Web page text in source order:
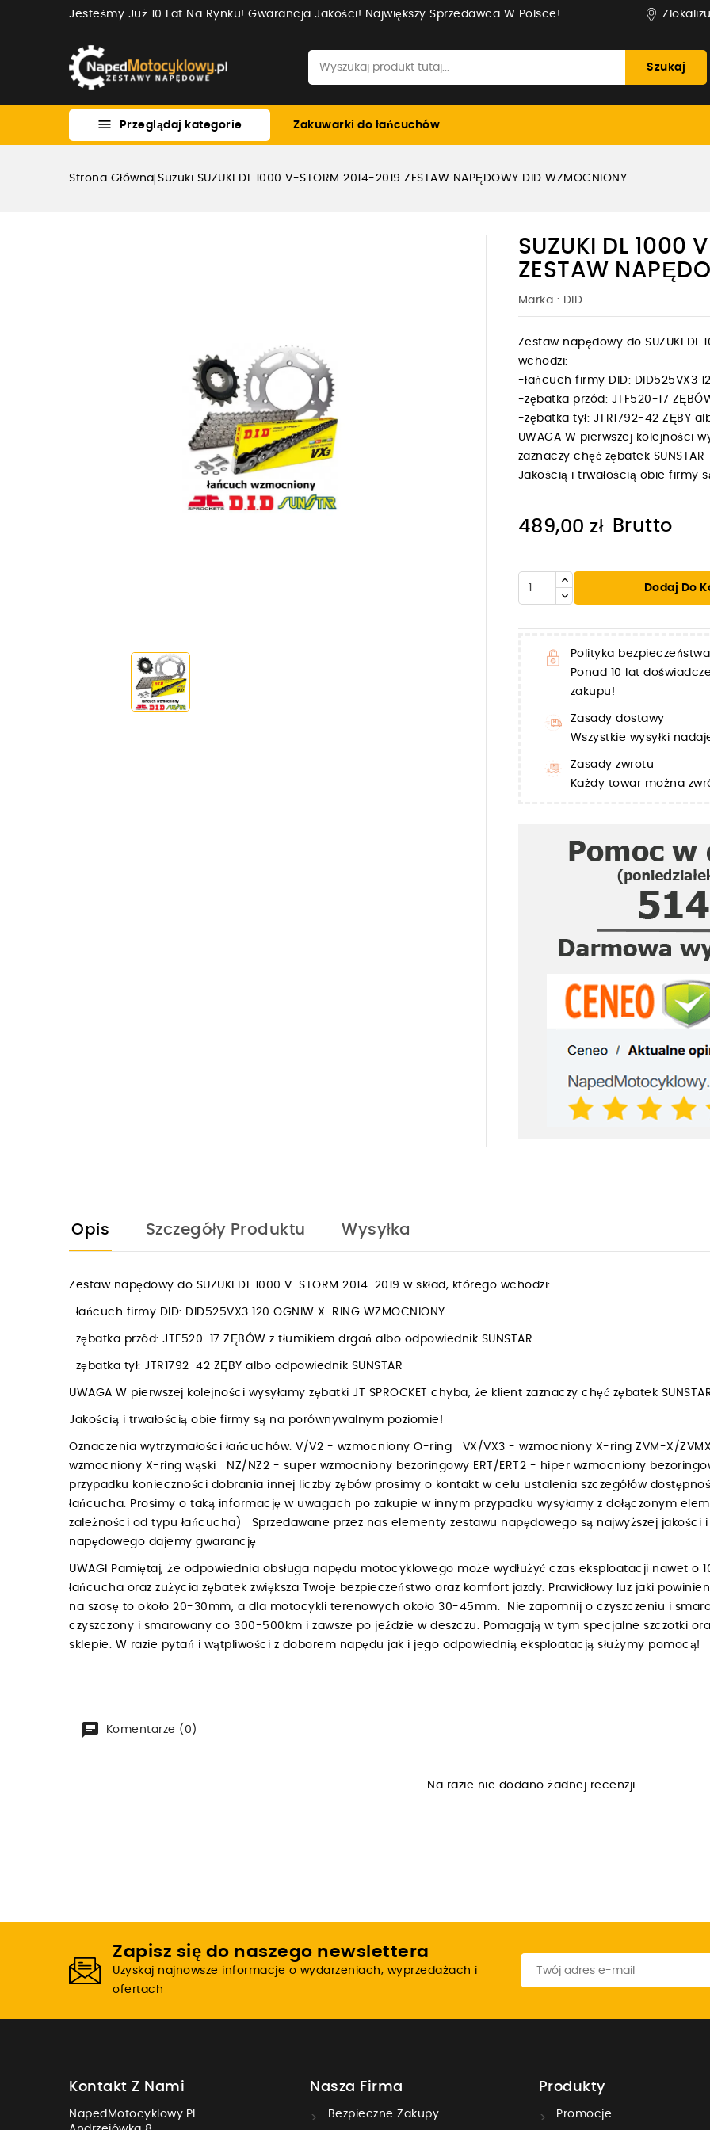
Jesteśmy Już 10 Lat Na Rynku! Gwarancja Jakości! Największy Sprzedawca W Polsce!
Szukaj
 Przeglądaj kategorie Zakuwarki do łańcuchów
Strona Główna Suzuki SUZUKI DL 1000 V-STORM 2014-2019 ZESTAW NAPĘDOWY DID WZMOCNIONY
SUZUKI DL 1000
ZESTAW
Marka : DID
Zestaw napędowy do SUZUKI DL
wchodzi:
-łańcuch firmy DID: DID525VX3
-zębatka przód: JTF520-17
-zębatka tył: JTR1792-42 ZĘBY
UWAGA W pierwszej kolejności
zaznaczy chęć zębatek SUNSTAR
Jakością i trwałością obie firmy
489,00 zł Brutto
Dodaj Do
Polityka bezpieczeństwa
Ponad 10 lat
zakupu!
Zasady dostawy
Wszystkie wysyłki
Zasady zwrotu
Każdy towar można
Opis Szczegóły Produktu Wysyłka
Zestaw napędowy do SUZUKI DL 1000 V-STORM 2014-2019 w skład, którego wchodzi:
-łańcuch firmy DID: DID525VX3 120 OGNIW X-RING WZMOCNIONY
-zębatka przód: JTF520-17 ZĘBÓW z tłumikiem drgań albo odpowiednik SUNSTAR
-zębatka tył: JTR1792-42 ZĘBY albo odpowiednik SUNSTAR
UWAGA W pierwszej kolejności wysyłamy zębatki JT SPROCKET chyba, że klient zaznaczy chęć zębatek
Jakością i trwałością obie firmy są na porównywalnym poziomie!
Oznaczenia wytrzymałości łańcuchów: V/V2 - wzmocniony O-ring VX/VX3 - wzmocniony X-ring ZVM-X/
wzmocniony X-ring wąski NZ/NZ2 - super wzmocniony bezoringowy ERT/ERT2 - hiper wzmocniony
przypadku konieczności dobrania innej liczby zębów prosimy o kontakt w celu ustalenia szczegółów
łańcucha. Prosimy o taką informację w uwagach po zakupie w innym przypadku wysyłamy z dołączonym
zależności od typu łańcucha) Sprzedawane przez nas elementy zestawu napędowego są najwyższej jakości i
napędowego dajemy gwarancję
UWAGI Pamiętaj, że odpowiednia obsługa napędu motocyklowego może wydłużyć czas eksploatacji nawet o
łańcucha oraz zużycia zębatek zwiększa Twoje bezpieczeństwo oraz komfort jazdy. Prawidłowy luz jaki
na szosę to około 20-30mm, a dla motocykli terenowych około 30-45mm. Nie zapomnij o czyszczeniu i
czyszczony i smarowany co 300-500km i zawsze po jeździe w deszczu. Pomagają w tym specjalne szczotki
sklepie. W razie pytań i wątpliwości z doborem napędu jak i jego odpowiednią eksploatacją służymy pomocą!
Komentarze (0)
Na razie nie dodano żadnej recenzji.
Zapisz się do naszego newslettera
Uzyskaj najnowsze informacje o wydarzeniach, wyprzedażach i
ofertach
Kontakt Z Nami
NapedMotocyklowy.pl
Nasza Firma
Bezpieczne Zakupy
Produkty
Promocje